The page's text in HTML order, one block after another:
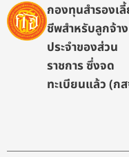
กองทุนสำรองเ
ชีพสำหรับลูกจ้าง
ประจำของส่วน
ราชการ ซึ่งจด
ทะเบียนแล้ว (ก